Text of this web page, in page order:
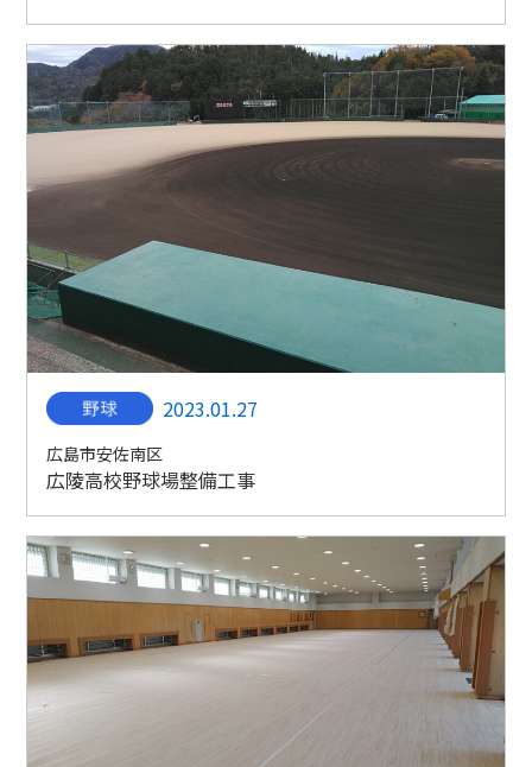
2023.01.27
広島市安佐南区
広陵高校野球場整備工事